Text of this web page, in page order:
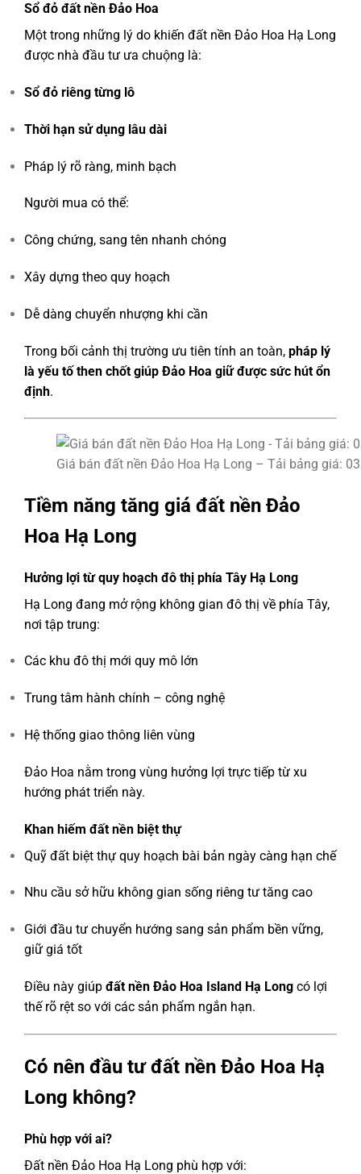
Sổ đỏ đất nền Đảo Hoa
Một trong những lý do khiến đất nền Đảo Hoa Hạ Long
được nhà đầu tư ưa chuộng là:
Sổ đỏ riêng từng lô
Thời hạn sử dụng lâu dài
Pháp lý rõ ràng, minh bạch
Người mua có thể:
Công chứng, sang tên nhanh chóng
Xây dựng theo quy hoạch
Dễ dàng chuyển nhượng khi cần
Trong bối cảnh thị trường ưu tiên tính an toàn, pháp lý
là yếu tố then chốt giúp Đảo Hoa giữ được sức hút ổn
định.
Giá bán đất nền Đảo Hoa Hạ Long – Tải bảng giá:
Tiềm năng tăng giá đất nền Đảo
Hoa Hạ Long
Hưởng lợi từ quy hoạch đô thị phía Tây Hạ Long
Hạ Long đang mở rộng không gian đô thị về phía Tây,
nơi tập trung:
Các khu đô thị mới quy mô lớn
Trung tâm hành chính – công nghệ
Hệ thống giao thông liên vùng
Đảo Hoa nằm trong vùng hưởng lợi trực tiếp từ xu
hướng phát triển này.
Khan hiếm đất nền biệt thự
Quỹ đất biệt thự quy hoạch bài bản ngày càng hạn chế
Nhu cầu sở hữu không gian sống riêng tư tăng cao
Giới đầu tư chuyển hướng sang sản phẩm bền vững,
giữ giá tốt
Điều này giúp đất nền Đảo Hoa Island Hạ Long có lợi
thế rõ rệt so với các sản phẩm ngắn hạn.
Có nên đầu tư đất nền Đảo Hoa Hạ
Long không?
Phù hợp với ai?
Đất nền Đảo Hoa Hạ Long phù hợp với: